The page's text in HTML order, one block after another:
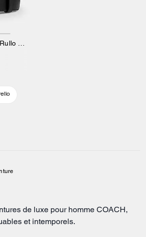
de luxe pour homme COACH,
et intemporels.